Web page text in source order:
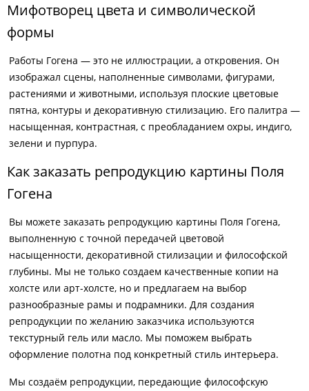
Мифотворец цвета и символической
формы
Работы Гогена — это не иллюстрации, а откровения. Он
изображал сцены, наполненные символами, фигурами,
растениями и животными, используя плоские цветовые
пятна, контуры и декоративную стилизацию. Его палитра —
насыщенная, контрастная, с преобладанием охры, индиго,
зелени и пурпура.
Как заказать репродукцию картины Поля
Гогена
Вы можете заказать репродукцию картины Поля Гогена,
выполненную с точной передачей цветовой
насыщенности, декоративной стилизации и философской
глубины. Мы не только создаем качественные копии на
холсте или арт-холсте, но и предлагаем на выбор
разнообразные рамы и подрамники. Для создания
репродукции по желанию заказчика используются
текстурный гель или масло. Мы поможем выбрать
оформление полотна под конкретный стиль интерьера.
Мы создаём репродукции, передающие философскую